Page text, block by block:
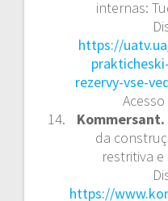
internas:
https://
rezervy-vse-
Kommersant.
da
restritiva
https://